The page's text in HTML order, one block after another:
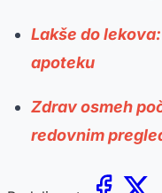
Lakše do
apoteku
Zdrav osmeh
redovnim